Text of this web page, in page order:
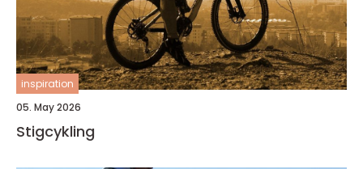
inspiration
05. May 2026
Stigcykling